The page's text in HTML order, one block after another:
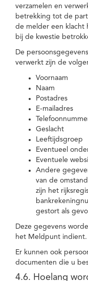
verzamelen en
betrekking tot de
de melder een
bij de kwestie
De
verwerkt zijn de
Voornaam
Naam
Postadres
E-mailadres
Geslacht
Leeftijdsgroep
Eventueel
Eventuele
Andere
van de
zijn het
gestort als
Deze gegevens
het Meldpunt indient.
Er kunnen ook
documenten die u
4.6. Hoelang